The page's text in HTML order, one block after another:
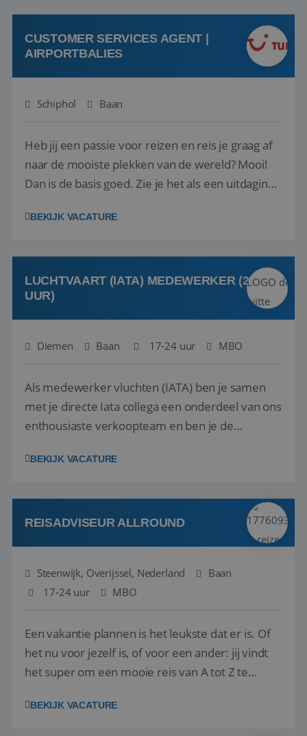
hebt in de reisbranche of j...
CUSTOMER SERVICES AGENT |
AIRPORTBALIES
Schiphol Baan
Heb jij een passie voor reizen en reis je graag af
naar de mooiste plekken van de wereld? Mooi!
Dan is de basis goed. Zie je het als een uitdaging
het samenstellen en boeken van de perfecte
deze onderdelen zijn nu samen gevoegd...
BEKIJK VACATURE
LUCHTVAART (IATA) MEDEWERKER (24-32
UUR)
Diemen Baan 17-24 uur MBO
Als medewerker vluchten (IATA) ben je samen
met je directe Iata collega een onderdeel van ons
enthousiaste verkoopteam en ben je de
en tarieven waar je collega’s niet uitkomen.
kwaliteitsbewaking van alles wat met IATA te m...
BEKIJK VACATURE
REISADVISEUR ALLROUND
Steenwijk, Overijssel, Nederland
Baan
17-24 uur
MBO
Een vakantie plannen is het leukste dat er is. Of
het nu voor jezelf is, of voor een ander: jij vindt
het super om een mooie reis van A tot Z te
vakantiegangers de meest prachtige plekjes op
BEKIJK VACATURE